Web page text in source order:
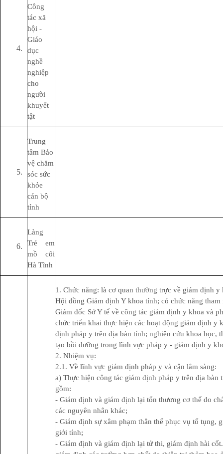
Công
tác xã
hội -
Giáo
dục
nghề
nghiệp
cho
người
khuyết
tật
Trung
tâm Bảo
vệ chăm
sóc sức
khỏe
cán bộ
tỉnh
Làng
Trẻ em
mồ côi
Hà Tĩnh
1. Chức năng: là cơ quan thường trực về giám định y
Hội đồng Giám định Y khoa tỉnh; có chức năng tham
Giám đốc Sở Y tế về công tác giám định y khoa và
chức triển khai thực hiện các hoạt động giám định y
định pháp y trên địa bàn tỉnh; nghiên cứu khoa học,
tạo bồi dưỡng trong lĩnh vực pháp y - giám định y
2. Nhiệm vụ:
2.1. Về lĩnh vực giám định pháp y và cận lâm sàng:
a) Thực hiện công tác giám định pháp y trên địa bàn
gồm:
- Giám định và giám định lại tổn thương cơ thể do
các nguyên nhân khác;
- Giám định sự xâm phạm thân thể phục vụ tố tụng,
giới tính;
- Giám định và giám định lại tử thi, giám định hài